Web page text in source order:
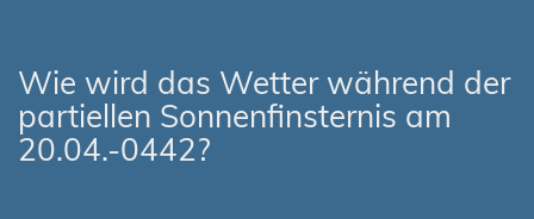
Wie wird das Wetter während der
partiellen Sonnenfinsternis am
20.04.-0442?